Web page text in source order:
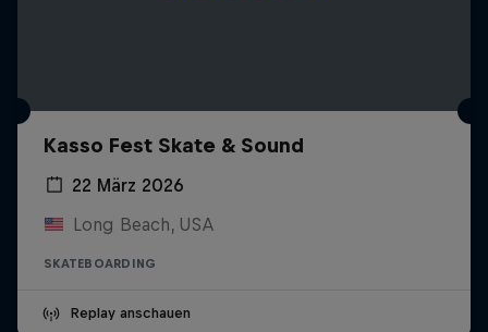
Kasso Fest Skate & Sound
22 März 2026
Long Beach, USA
SKATEBOARDING
Replay anschauen